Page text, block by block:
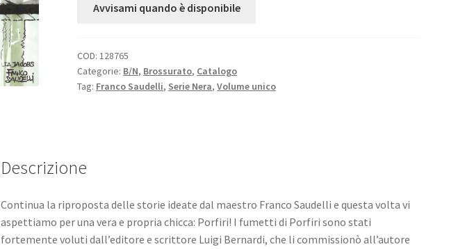
Avvisami quando è disponibile
COD: 128765
Categorie: B/N, Brossurato, Catalogo
Tag: Franco Saudelli, Serie Nera, Volume unico
Descrizione
Continua la riproposta delle storie ideate dal maestro Franco Saudelli e questa volta vi
aspettiamo per una vera e propria chicca: Porfiri! I fumetti di Porfiri sono stati
fortemente voluti dall’editore e scrittore Luigi Bernardi, che li commissionò all’autore